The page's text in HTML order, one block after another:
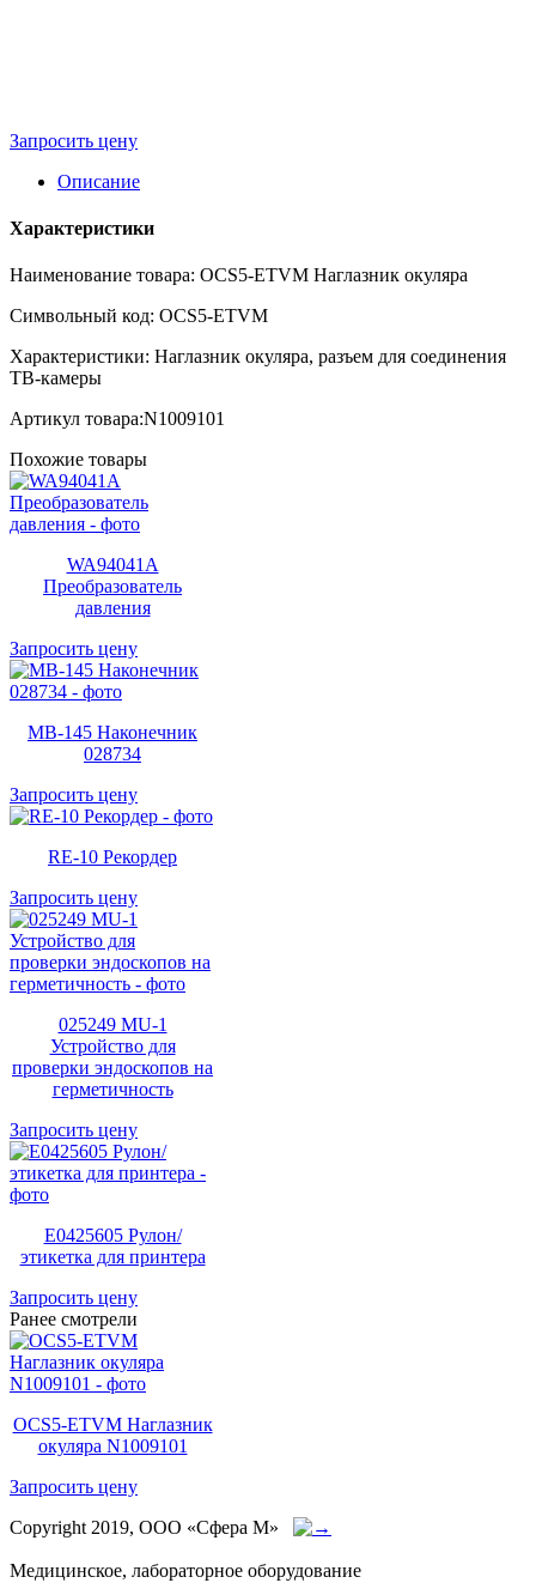
Запросить цену
Описание
Характеристики
Наименование товара: OCS5-ETVM Наглазник окуляра
Символьный код: OCS5-ETVM
Характеристики: Наглазник окуляра, разъем для соединения
ТВ-камеры
Артикул товара:N1009101
Похожие товары
WA94041A
Преобразователь
давления
Запросить цену
MB-145 Наконечник
028734
Запросить цену
RE-10 Рекордер
Запросить цену
025249 MU-1
Устройство для
проверки эндоскопов на
герметичность
Запросить цену
E0425605 Рулон/
этикетка для принтера
Запросить цену
Ранее смотрели
OCS5-ETVM Наглазник
окуляра N1009101
Запросить цену
Copyright 2019, ООО «Сфера М»
Медицинское, лабораторное оборудование